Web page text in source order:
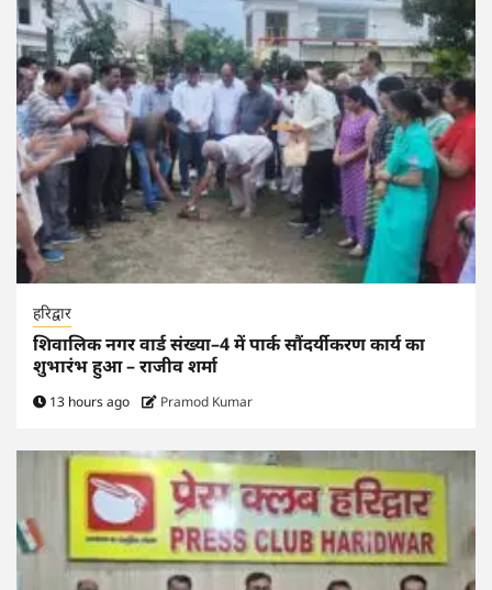
हरिद्वार
शिवालिक नगर वार्ड संख्या–4 में पार्क सौंदर्यीकरण कार्य का
शुभारंभ हुआ – राजीव शर्मा
13 hours ago Pramod Kumar